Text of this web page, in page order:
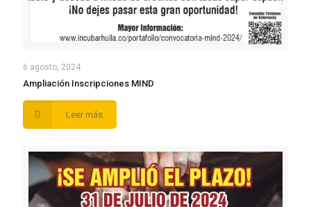
6 agosto, 2024
Ampliación Inscripciones MIND
Leer más